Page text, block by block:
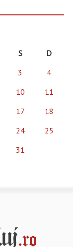
S
D
3
4
10
11
17
18
24
25
31